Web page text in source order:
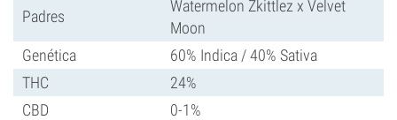
Padres
Watermelon Zkittlez x Velvet
Moon
Genética
60% Indica / 40% Sativa
THC
24%
CBD
0-1%